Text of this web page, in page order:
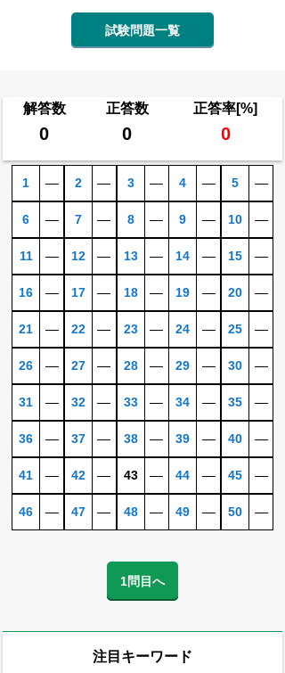
試験問題一覧
解答数 正答数 正答率[%]
0 0 0
1 ―
6 ―
11 ―
16 ―
21 ―
26 ―
31 ―
36 ―
41 ―
46 ―
2 ―
7 ―
12 ―
17 ―
22 ―
27 ―
32 ―
37 ―
42 ―
47 ―
3 ―
8 ―
13 ―
18 ―
23 ―
28 ―
33 ―
38 ―
43 ―
48 ―
4 ―
9 ―
14 ―
19 ―
24 ―
29 ―
34 ―
39 ―
44 ―
49 ―
5 ―
10 ―
15 ―
20 ―
25 ―
30 ―
35 ―
40 ―
45 ―
50 ―
1問目へ
注目キーワード